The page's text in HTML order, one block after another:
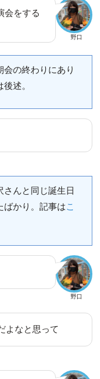
野口
会をする
の終わりにあり
述。
さんと同じ誕生日
ばかり。記事はこ
野口
よなと思って